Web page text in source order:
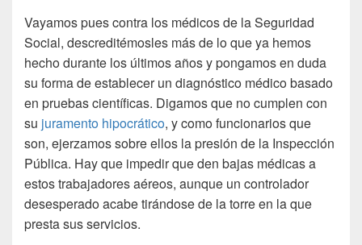
Vayamos pues contra los médicos de la Seguridad
Social, descreditémosles más de lo que ya hemos
hecho durante los últimos años y pongamos en duda
su forma de establecer un diagnóstico médico basado
en pruebas científicas. Digamos que no cumplen con
su juramento hipocrático, y como funcionarios que
son, ejerzamos sobre ellos la presión de la Inspección
Pública. Hay que impedir que den bajas médicas a
estos trabajadores aéreos, aunque un controlador
desesperado acabe tirándose de la torre en la que
presta sus servicios.